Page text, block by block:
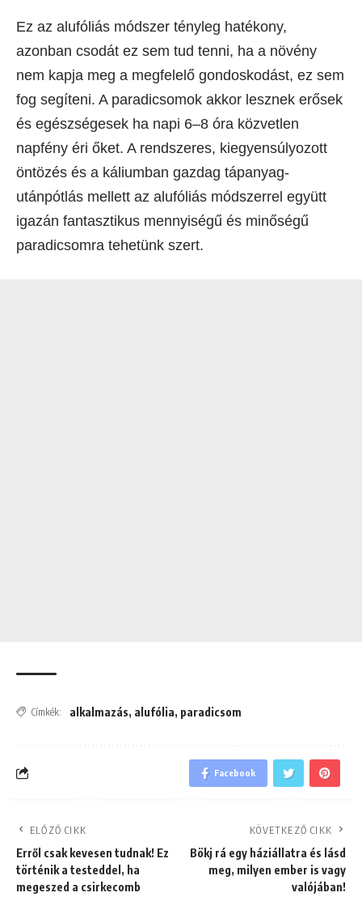
Ez az alufóliás módszer tényleg hatékony,
azonban csodát ez sem tud tenni, ha a növény
nem kapja meg a megfelelő gondoskodást, ez sem
fog segíteni. A paradicsomok akkor lesznek erősek
és egészségesek ha napi 6–8 óra közvetlen
napfény éri őket. A rendszeres, kiegyensúlyozott
öntözés és a káliumban gazdag tápanyag-
utánpótlás mellett az alufóliás módszerrel együtt
igazán fantasztikus mennyiségű és minőségű
paradicsomra tehetünk szert.
Címkék: alkalmazás, alufólia, paradicsom
Facebook
ELŐZŐ CIKK
Erről csak kevesen tudnak! Ez
történik a testeddel, ha
megeszed a csirkecomb
KÖVETKEZŐ CIKK
Bökj rá egy háziállatra és lásd
meg, milyen ember is vagy
valójában!